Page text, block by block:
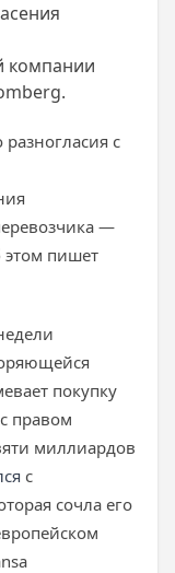
компании
с
—
этом пишет
покупку
правом
миллиардов
с
сочла его